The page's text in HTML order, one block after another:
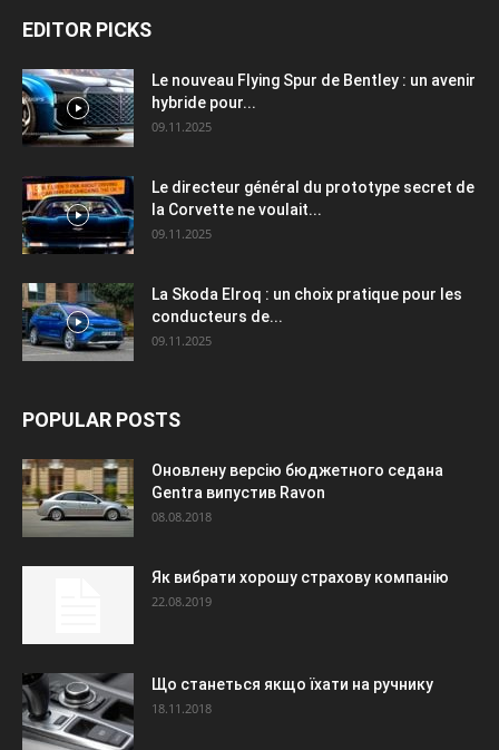
EDITOR PICKS
Le nouveau Flying Spur de Bentley : un avenir
hybride pour...
09.11.2025
Le directeur général du prototype secret de
la Corvette ne voulait...
09.11.2025
La Skoda Elroq : un choix pratique pour les
conducteurs de...
09.11.2025
POPULAR POSTS
Оновлену версію бюджетного седана
Gentra випустив Ravon
08.08.2018
Як вибрати хорошу страхову компанію
22.08.2019
Що станеться якщо їхати на ручнику
18.11.2018